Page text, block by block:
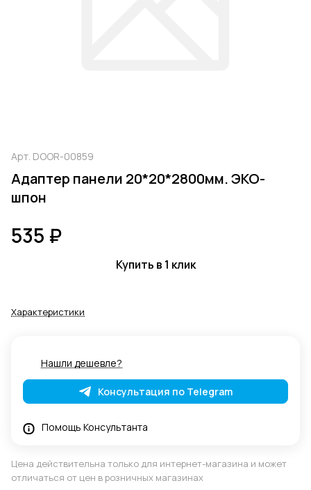
Арт. DOOR-00859
Адаптер панели 20*20*2800мм. ЭКО-
шпон
535 ₽
Купить в 1 клик
Характеристики
Нашли дешевле?
Консультация по Telegram
Помощь Консультанта
Цена действительна только для интернет-магазина и может
отличаться от цен в розничных магазинах